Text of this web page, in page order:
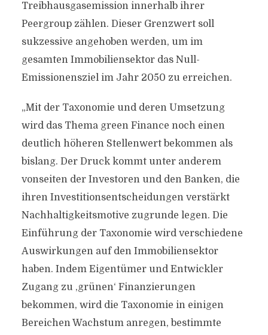
Treibhausgasemission innerhalb ihrer
Peergroup zählen. Dieser Grenzwert soll
sukzessive angehoben werden, um im
gesamten Immobiliensektor das Null-
Emissionensziel im Jahr 2050 zu erreichen.
„Mit der Taxonomie und deren Umsetzung
wird das Thema green Finance noch einen
deutlich höheren Stellenwert bekommen als
bislang. Der Druck kommt unter anderem
vonseiten der Investoren und den Banken, die
ihren Investitionsentscheidungen verstärkt
Nachhaltigkeitsmotive zugrunde legen. Die
Einführung der Taxonomie wird verschiedene
Auswirkungen auf den Immobiliensektor
haben. Indem Eigentümer und Entwickler
Zugang zu ‚grünen‘ Finanzierungen
bekommen, wird die Taxonomie in einigen
Bereichen Wachstum anregen, bestimmte